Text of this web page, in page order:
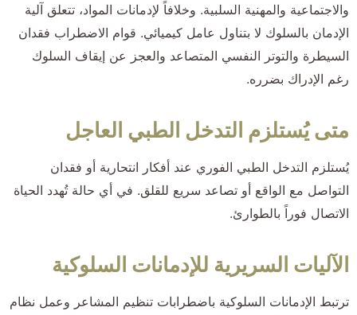
والاجتماعية والمهنية السلبية. وخلافاً لإدمانات المواد، تتعلق آلية
الإدمان بالسلوك لا بتناول عامل كيميائي. قوام الاضطراب فقدان
السيطرة والتوتر النفسي المتصاعد والعجز عن إيقاف السلوك
رغم الإدراك بضرره.
متى يُستلزم التدخل الطبي العاجل
يُستلزم التدخل الطبي الفوري عند أفكار انتحارية أو فقدان
التواصل مع الواقع أو تصاعد سريع للقلق. في أي حالة تُهدد الحياة
الاتصال فوراً بالطوارئ.
الآليات السريرية للإدمانات السلوكية
ترتبط الإدمانات السلوكية باضطرابات تنظيم المشاعر وعمل نظام